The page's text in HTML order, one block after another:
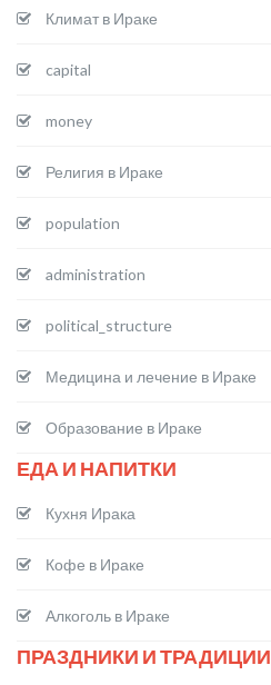
Климат в Ираке
capital
money
Религия в Ираке
population
administration
political_structure
Медицина и лечение в Ираке
Образование в Ираке
ЕДА И НАПИТКИ
Кухня Ирака
Кофе в Ираке
Алкоголь в Ираке
ПРАЗДНИКИ И ТРАДИЦИИ